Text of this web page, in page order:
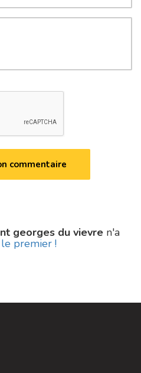
georges du vievre n'a
premier !